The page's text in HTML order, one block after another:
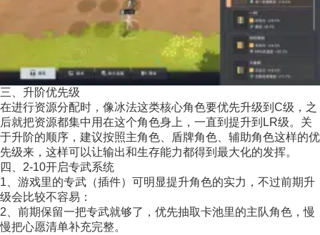
三、升阶优先级
在进行资源分配时，像冰法这类核心角色要优先升级到C级，之
后就把资源都集中用在这个角色身上，一直到提升到LR级。关
于升阶的顺序，建议按照主角色、盾牌角色、辅助角色这样的优
先级来，这样可以让输出和生存能力都得到最大化的发挥。
四、2-10开启专武系统
1、游戏里的专武（插件）可明显提升角色的实力，不过前期升
级会比较不容易：
2、前期保留一把专武就够了，优先抽取卡池里的主队角色，慢
慢把心愿清单补充完整。